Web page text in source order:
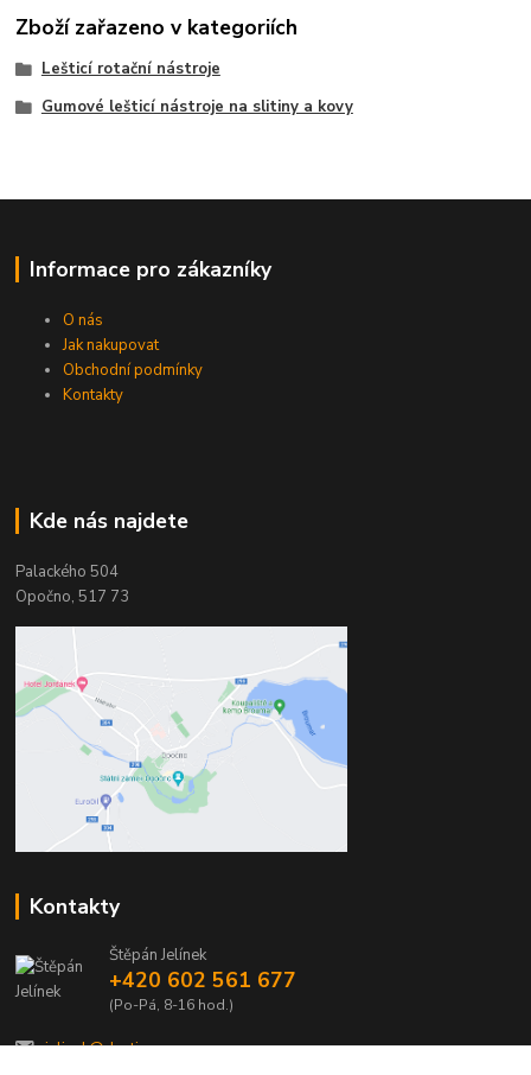
Zboží zařazeno v kategoriích
Lešticí rotační nástroje
Gumové lešticí nástroje na slitiny a kovy
Informace pro zákazníky
O nás
Jak nakupovat
Obchodní podmínky
Kontakty
Kde nás najdete
Palackého 504
Opočno, 517 73
Kontakty
Štěpán Jelínek
+420 602 561 677
(Po-Pá, 8-16 hod.)
jelinek@dentia.cz